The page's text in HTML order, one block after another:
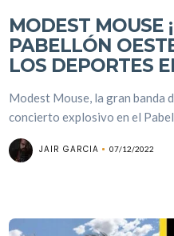
MODEST MOUSE
PABELLÓN
LOS DEPORTES
Modest Mouse, la gran banda
concierto explosivo en el
JAIR GARCIA 07/12/2022